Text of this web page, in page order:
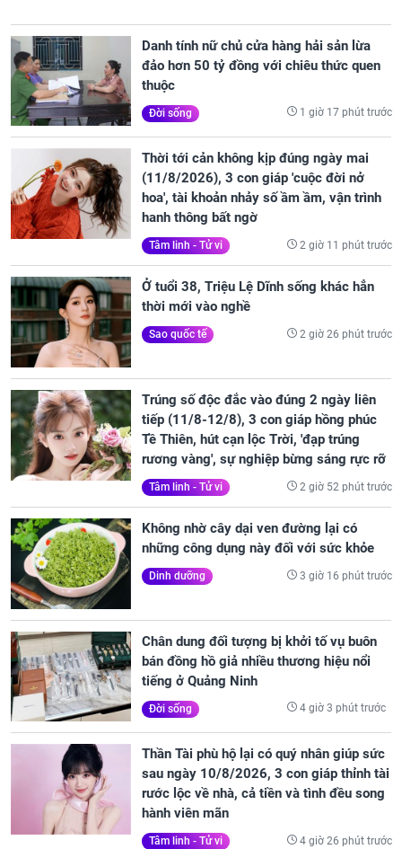
Danh tính nữ chủ cửa hàng hải sản lừa
đảo hơn 50 tỷ đồng với chiêu thức quen
thuộc
Đời sống 1 giờ 17 phút trước
Thời tới cản không kịp đúng ngày mai
(11/8/2026), 3 con giáp 'cuộc đời nở
hoa', tài khoản nhảy số ầm ầm, vận trình
hanh thông bất ngờ
Tâm linh - Tử vi 2 giờ 11 phút trước
Ở tuổi 38, Triệu Lệ Dĩnh sống khác hẳn
thời mới vào nghề
Sao quốc tế 2 giờ 26 phút trước
Trúng số độc đắc vào đúng 2 ngày liên
tiếp (11/8-12/8), 3 con giáp hồng phúc
Tề Thiên, hút cạn lộc Trời, 'đạp trúng
rương vàng', sự nghiệp bừng sáng rực rỡ
Tâm linh - Tử vi 2 giờ 52 phút trước
Không nhờ cây dại ven đường lại có
những công dụng này đối với sức khỏe
Dinh dưỡng 3 giờ 16 phút trước
Chân dung đối tượng bị khởi tố vụ buôn
bán đồng hồ giả nhiều thương hiệu nổi
tiếng ở Quảng Ninh
Đời sống 4 giờ 3 phút trước
Thần Tài phù hộ lại có quý nhân giúp sức
sau ngày 10/8/2026, 3 con giáp thỉnh tài
rước lộc về nhà, cả tiền và tình đều song
hành viên mãn
Tâm linh - Tử vi 4 giờ 26 phút trước